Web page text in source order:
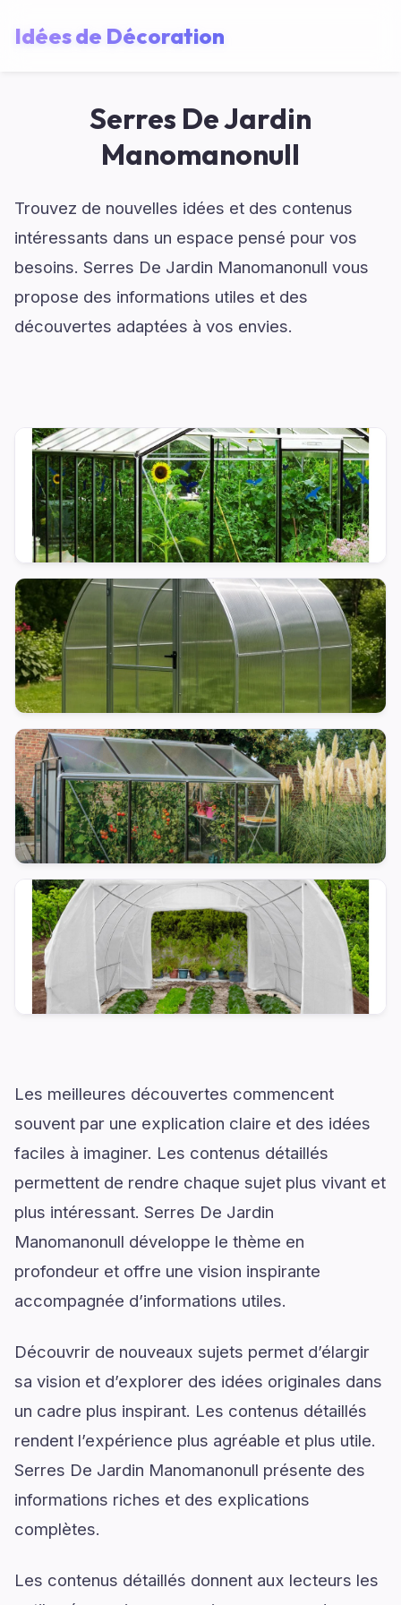
Idées de Décoration
Serres De Jardin
Manomanonull
Trouvez de nouvelles idées et des contenus
intéressants dans un espace pensé pour vos
besoins. Serres De Jardin Manomanonull vous
propose des informations utiles et des
découvertes adaptées à vos envies.
Les meilleures découvertes commencent
souvent par une explication claire et des idées
faciles à imaginer. Les contenus détaillés
permettent de rendre chaque sujet plus vivant et
plus intéressant. Serres De Jardin
Manomanonull développe le thème en
profondeur et offre une vision inspirante
accompagnée d’informations utiles.
Découvrir de nouveaux sujets permet d’élargir
sa vision et d’explorer des idées originales dans
un cadre plus inspirant. Les contenus détaillés
rendent l’expérience plus agréable et plus utile.
Serres De Jardin Manomanonull présente des
informations riches et des explications
complètes.
Les contenus détaillés donnent aux lecteurs les